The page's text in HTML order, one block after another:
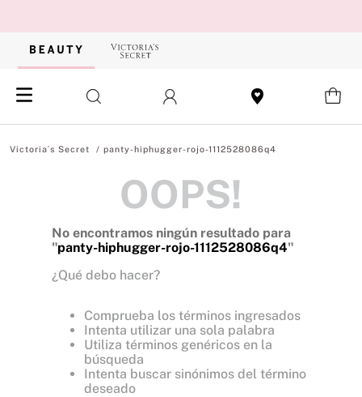
panty-hiphugger-rojo-1112528086q4
OOPS!
No encontramos ningún resultado para
"panty-hiphugger-rojo-1112528086q4"
¿Qué debo hacer?
Comprueba los términos ingresados
Intenta utilizar una sola palabra
Utiliza términos genéricos en la
búsqueda
Intenta buscar sinónimos del término
deseado